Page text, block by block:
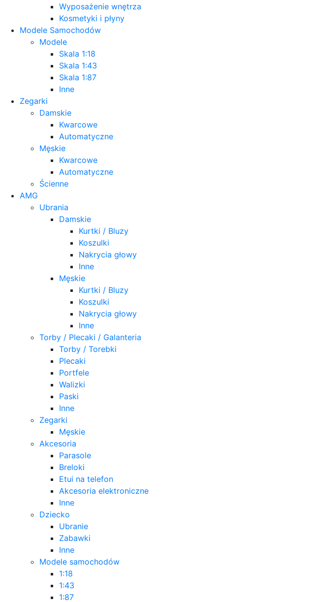
Wyposażenie wnętrza
Kosmetyki i płyny
Modele Samochodów
Modele
Skala 1:18
Skala 1:43
Skala 1:87
Inne
Zegarki
Damskie
Kwarcowe
Automatyczne
Męskie
Kwarcowe
Automatyczne
Ścienne
AMG
Ubrania
Damskie
Kurtki / Bluzy
Koszulki
Nakrycia głowy
Inne
Męskie
Kurtki / Bluzy
Koszulki
Nakrycia głowy
Inne
Torby / Plecaki / Galanteria
Torby / Torebki
Plecaki
Portfele
Walizki
Paski
Inne
Zegarki
Męskie
Akcesoria
Parasole
Breloki
Etui na telefon
Akcesoria elektroniczne
Inne
Dziecko
Ubranie
Zabawki
Inne
Modele samochodów
1:18
1:43
1:87